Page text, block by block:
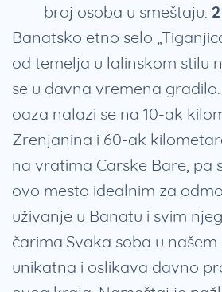
broj osoba u smeštaju:
Banatsko etno selo
od temelja u lalinskom stilu
se u davna vremena
oaza nalazi se na 10-ak
Zrenjanina i 60-ak
na vratima Carske Bare, pa
ovo mesto idealnim za
uživanje u Banatu i svim
čarima.Svaka soba u
unikatna i oslikava davno